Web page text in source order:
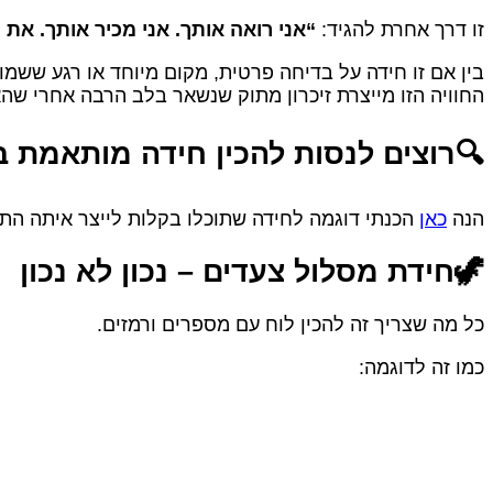
זו דרך אחרת להגיד: “אני רואה אותך. אני מכיר אותך.
בין אם זו חידה על בדיחה פרטית, מקום מיוחד או רגע
החוויה הזו מייצרת זיכרון מתוק שנשאר בלב הרבה אחרי
🔍רוצים לנסות להכין חידה
הנה כאן הכנתי דוגמה לחידה שתוכלו בקלות לייצר איתה
🦖חידת מסלול צעדים – נכון לא נכון
כל מה שצריך זה להכין לוח עם מספרים ורמזים.
כמו זה לדוגמה: